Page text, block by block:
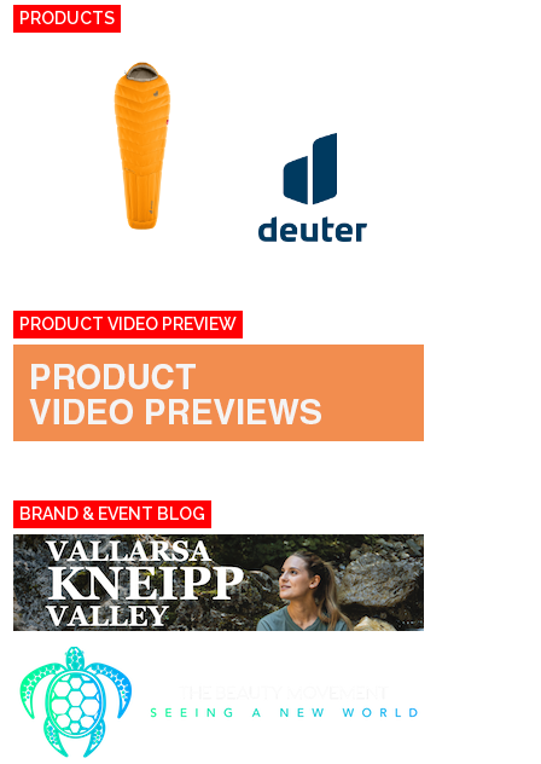
PRODUCTS
PRODUCT VIDEO PREVIEW
BRAND & EVENT BLOG